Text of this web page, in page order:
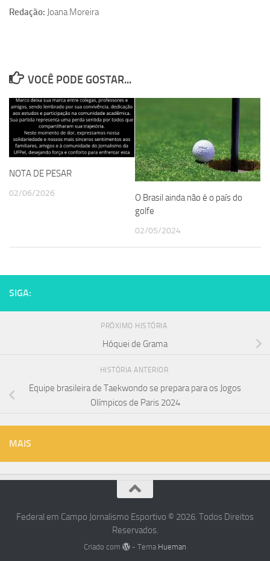
Redação: Joana Moreira
VOCÊ PODE GOSTAR...
NOTA DE PESAR
02/06/2026
O Brasil ainda não é o país do
golfe
02/05/2024
SIGA:
PRÓXIMO HISTÓRIA
Hóquei de Grama
HISTÓRIA ANTERIOR
Equipe brasileira de Taekwondo se prepara para os Jogos
Olímpicos de Paris 2024
MAIS
Federal em Campo Jornalismo Esportivo © 2026. Todos Direitos
Reservados.
Criado com - Tema Hueman